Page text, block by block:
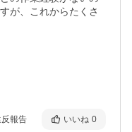
が、これからたくさ
報告 いいね 0